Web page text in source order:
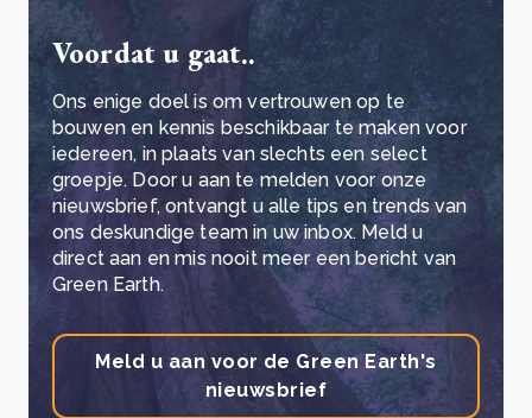
Voordat u gaat..
Ons enige doel is om vertrouwen op te
bouwen en kennis beschikbaar te maken voor
iedereen, in plaats van slechts een select
groepje. Door u aan te melden voor onze
nieuwsbrief, ontvangt u alle tips en trends van
ons deskundige team in uw inbox. Meld u
direct aan en mis nooit meer een bericht van
Green Earth.
Meld u aan voor de Green Earth's
nieuwsbrief